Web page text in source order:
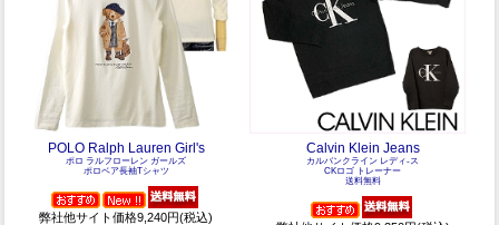
POLO Ralph Lauren Girl's
ポロ ラルフローレン ガールズ
ポロベア長袖Tシャツ
弊社他サイト価格9,240円(税込)
Calvin Klein Jeans
カルバンクライン レディ-ス
CKロゴ トレーナー
送料無料